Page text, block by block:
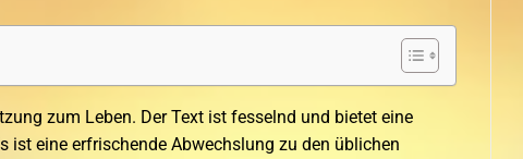
zum Leben. Der Text ist fesselnd und bietet eine
ist eine erfrischende Abwechslung zu den üblichen